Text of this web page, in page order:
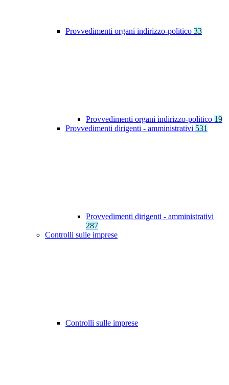
Provvedimenti organi indirizzo-politico 33
Provvedimenti organi indirizzo-politico 19
Provvedimenti dirigenti - amministrativi 531
Provvedimenti dirigenti - amministrativi
287
Controlli sulle imprese
Controlli sulle imprese